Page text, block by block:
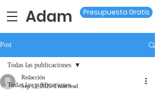
Adam Presupuesta Gratis
Post
Todas las publicaciones
Todas las publicaciones
Redacción
Sep 15, 2023 2 min read